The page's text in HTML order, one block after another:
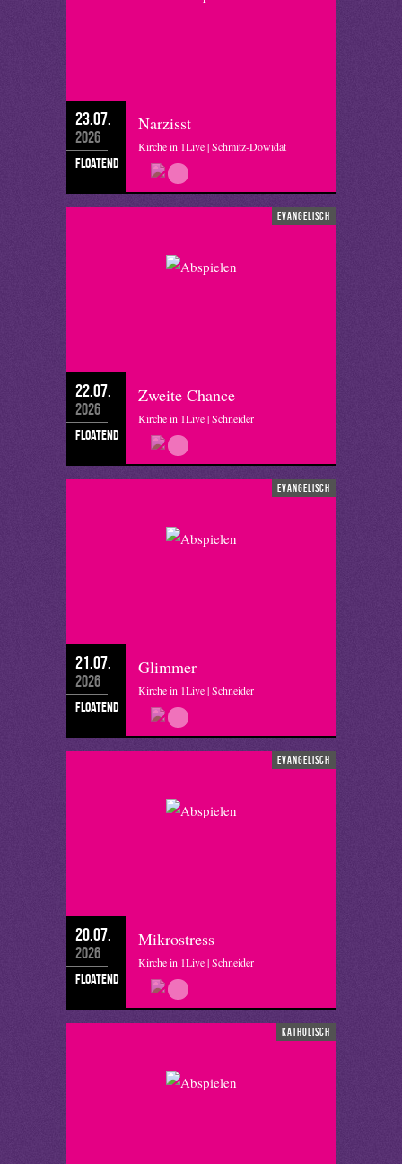
23.07.
2026
floatend
Narzisst
Kirche in 1Live | Schmitz-Dowidat
evangelisch
22.07.
2026
floatend
Zweite Chance
Kirche in 1Live | Schneider
evangelisch
21.07.
2026
floatend
Glimmer
Kirche in 1Live | Schneider
evangelisch
20.07.
2026
floatend
Mikrostress
Kirche in 1Live | Schneider
katholisch